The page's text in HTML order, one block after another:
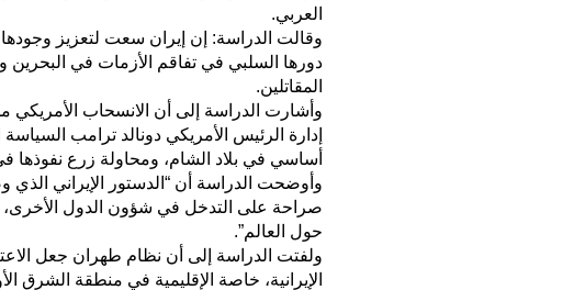
العربي.
وقالت الدراسة: إن إيران سعت لتعزيز وجودها
دورها السلبي في تفاقم الأزمات في البحرين
المقاتلين.
وأشارت الدراسة إلى أن الانسحاب الأمريكي من
إدارة الرئيس الأمريكي دونالد ترامب
أساسي في بلاد الشام، ومحاولة زرع نفوذها
وأوضحت الدراسة أن “الدستور الإيراني الذي
صراحة على التدخل في شؤون الدول
حول العالم”.
ولفتت الدراسة إلى أن نظام طهران جعل
الإيرانية، خاصة الإقليمية في منطقة